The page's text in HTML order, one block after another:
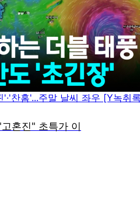
'·'찬홈'...주말 날씨 좌우 [Y녹취